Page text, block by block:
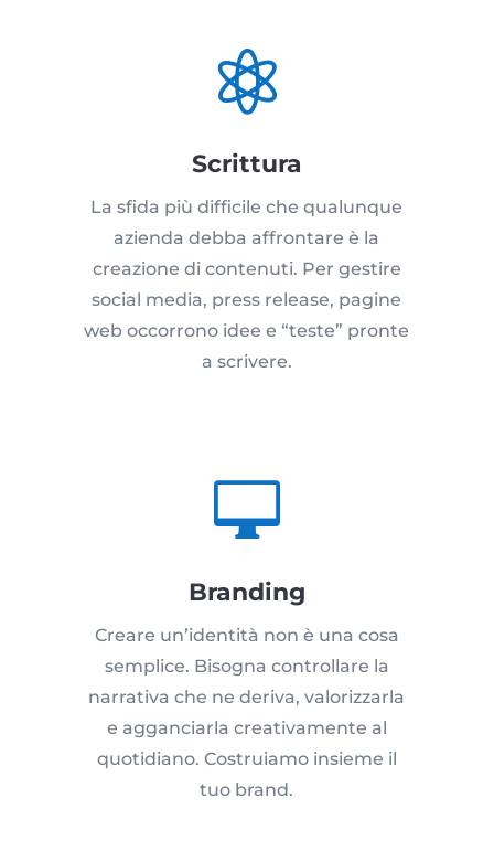

Scrittura
La sfida più difficile che qualunque
azienda debba affrontare è la
creazione di contenuti. Per gestire
social media, press release, pagine
web occorrono idee e “teste” pronte
a scrivere.

Branding
Creare un’identità non è una cosa
semplice. Bisogna controllare la
narrativa che ne deriva, valorizzarla
e agganciarla creativamente al
quotidiano. Costruiamo insieme il
tuo brand.